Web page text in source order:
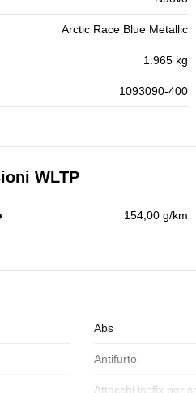
Arctic Race Blue Metallic
1.965 kg
1093090-400
WLTP
154,00 g/km
Abs
Antifurto
Attacchi isofix per